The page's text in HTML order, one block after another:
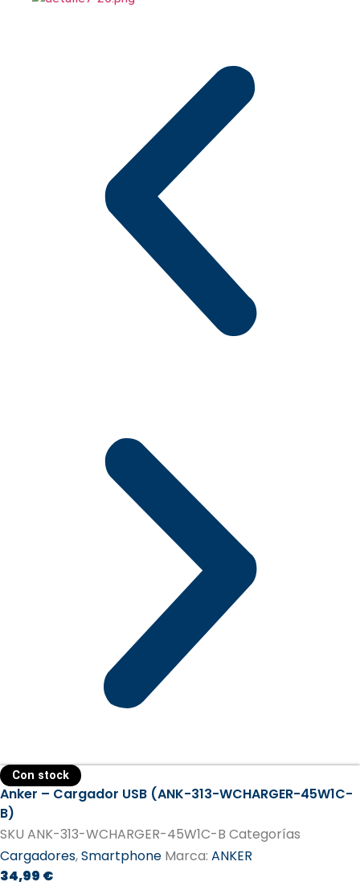
Con stock
Anker – Cargador USB (ANK-313-WCHARGER-45W1C-
B)
SKU ANK-313-WCHARGER-45W1C-B Categorías
Cargadores,Smartphone Marca: ANKER
34,99 €